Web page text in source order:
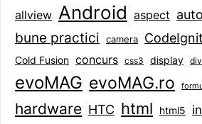
allview Android aspect
bune practici camera
Cold Fusion concurs css3 display div
evoMAG evoMAG.ro
hardware HTC html html5